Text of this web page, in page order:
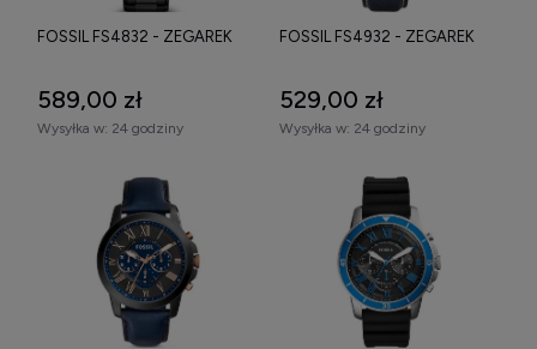
Znajdź idealny zegarek Fossil dla siebie
lata intensywnego użytkowania. Różnorodność dostępnych
modeli umożliwia wybór wariantu dopasowanego do
Zapoznaj się z pełną ofertą zegarków Fossil męskich i znajdź
model idealny dla siebie.
FOSSIL FS4832 - ZEGAREK
589,00 zł
Wysyłka w: 24 godziny
FOSSIL FS4932 - ZEGAREK
529,00 zł
Wysyłka w: 24 godziny